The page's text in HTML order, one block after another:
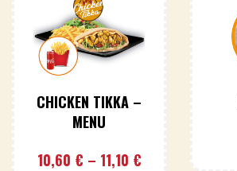
CHICKEN TIKKA –
MENU
10,60 € – 11,10 €